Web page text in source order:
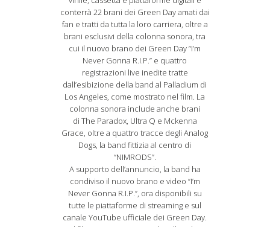
conterrà 22 brani dei Green Day amati dai
fan e tratti da tutta la loro carriera, oltre a
brani esclusivi della colonna sonora, tra
cui il nuovo brano dei Green Day “I’m
Never Gonna R.I.P.” e quattro
registrazioni live inedite tratte
dall’esibizione della band al Palladium di
Los Angeles, come mostrato nel film. La
colonna sonora include anche brani
di The Paradox, Ultra Q e Mckenna
Grace, oltre a quattro tracce degli Analog
Dogs, la band fittizia al centro di
“NIMRODS”.
A supporto dell’annuncio, la band ha
condiviso il nuovo brano e video “I’m
Never Gonna R.I.P.”, ora disponibili su
tutte le piattaforme di streaming e sul
canale YouTube ufficiale dei Green Day.